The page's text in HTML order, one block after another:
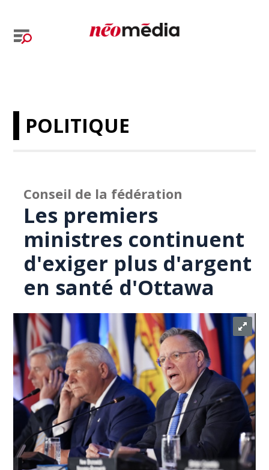
POLITIQUE
Conseil de la fédération
Les premiers
ministres continuent
d'exiger plus d'argent
en santé d'Ottawa